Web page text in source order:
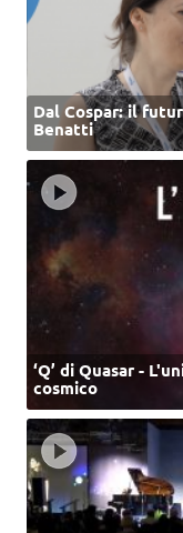
Dal Cospar: il
Benatti
‘Q’ di Quasar -
cosmico